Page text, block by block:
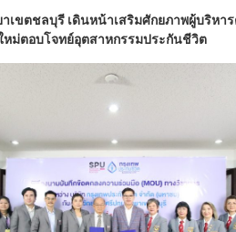
าเขตชลบุรี เดินหน้าเสริมศักยภาพผู้บริห
หม่ตอบโจทย์อุตสาหกรรมประกันชีวิต